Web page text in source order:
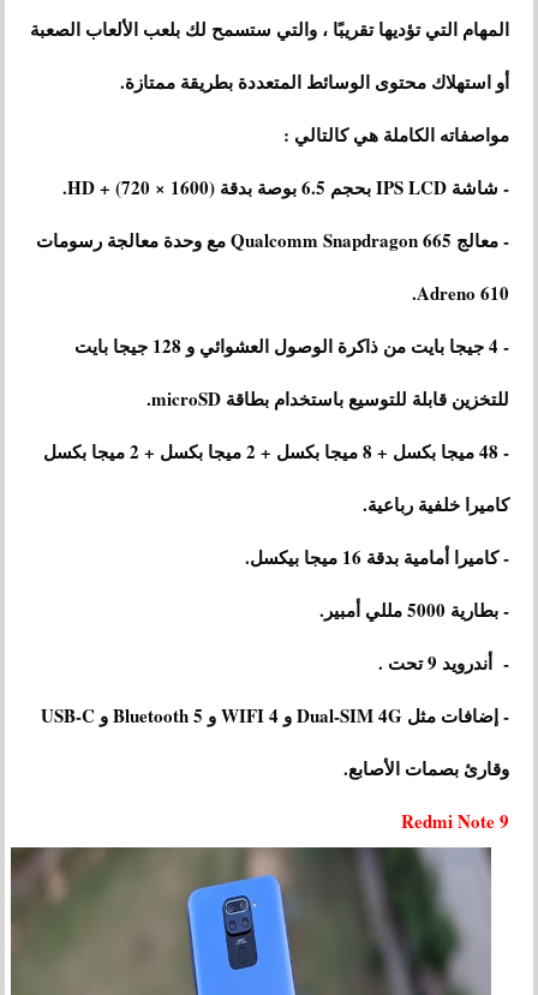
المهام التي تؤديها تقريبًا ، والتي ستسمح لك بلعب الألعاب الصعبة
أو استهلاك محتوى الوسائط المتعددة بطريقة ممتازة.
مواصفاته الكاملة هي كالتالي :
- شاشة IPS LCD بحجم 6.5 بوصة بدقة HD + (720 × 1600).
- معالج Qualcomm Snapdragon 665 مع وحدة معالجة رسومات
Adreno 610.
- 4 جيجا بايت من ذاكرة الوصول العشوائي و 128 جيجا بايت
للتخزين قابلة للتوسيع باستخدام بطاقة microSD.
- 48 ميجا بكسل + 8 ميجا بكسل + 2 ميجا بكسل + 2 ميجا بكسل
كاميرا خلفية رباعية.
- كاميرا أمامية بدقة 16 ميجا بيكسل.
- بطارية 5000 مللي أمبير.
- أندرويد 9 تحت .
- إضافات مثل Dual-SIM 4G و WIFI 4 و Bluetooth 5 و USB-C
وقارئ بصمات الأصابع.
Redmi Note 9